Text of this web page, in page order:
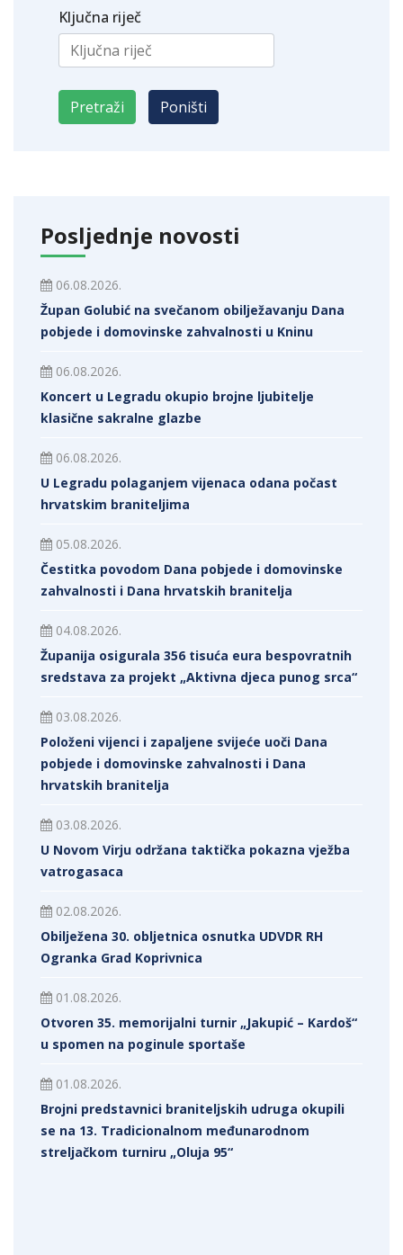
Ključna riječ
Posljednje novosti
06.08.2026.
Župan Golubić na svečanom obilježavanju Dana
pobjede i domovinske zahvalnosti u Kninu
06.08.2026.
Koncert u Legradu okupio brojne ljubitelje
klasične sakralne glazbe
06.08.2026.
U Legradu polaganjem vijenaca odana počast
hrvatskim braniteljima
05.08.2026.
Čestitka povodom Dana pobjede i domovinske
zahvalnosti i Dana hrvatskih branitelja
04.08.2026.
Županija osigurala 356 tisuća eura bespovratnih
sredstava za projekt „Aktivna djeca punog srca“
03.08.2026.
Položeni vijenci i zapaljene svijeće uoči Dana
pobjede i domovinske zahvalnosti i Dana
hrvatskih branitelja
03.08.2026.
U Novom Virju održana taktička pokazna vježba
vatrogasaca
02.08.2026.
Obilježena 30. obljetnica osnutka UDVDR RH
Ogranka Grad Koprivnica
01.08.2026.
Otvoren 35. memorijalni turnir „Jakupić – Kardoš“
u spomen na poginule sportaše
01.08.2026.
Brojni predstavnici braniteljskih udruga okupili
se na 13. Tradicionalnom međunarodnom
streljačkom turniru „Oluja 95“